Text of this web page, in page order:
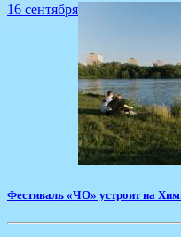
16 сентября
Фестиваль «ЧО» устроит на